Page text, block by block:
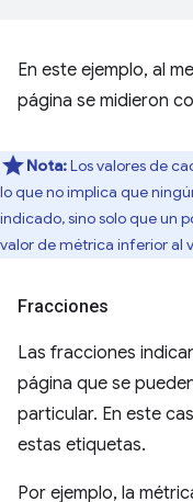
En este ejemplo, al
página se midieron
Nota:Los valores de
lo que no implica que
indicado, sino solo que un
valor de métrica inferior al
Fracciones
Las fracciones
página que se
particular. En este
estas etiquetas.
Por ejemplo, la